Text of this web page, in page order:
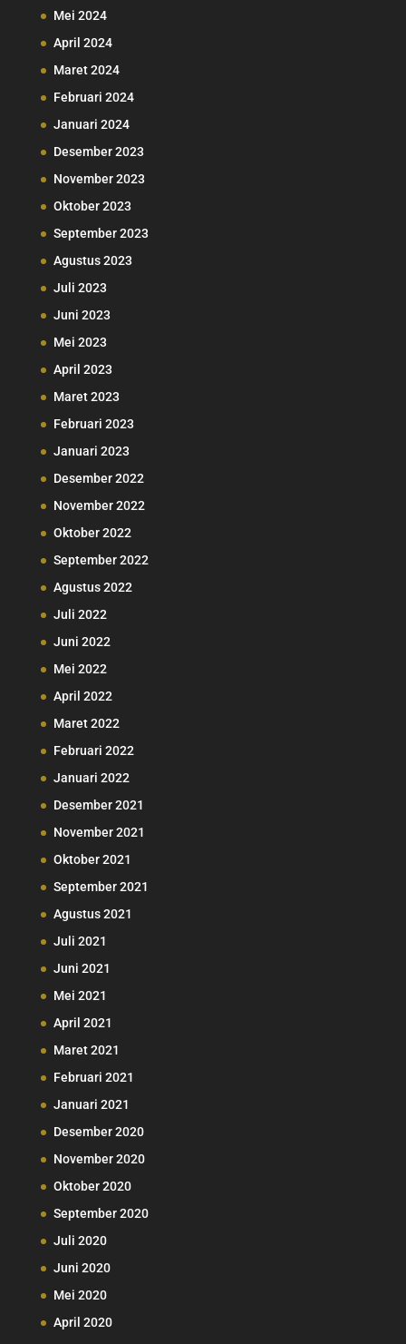
Mei 2024
April 2024
Maret 2024
Februari 2024
Januari 2024
Desember 2023
November 2023
Oktober 2023
September 2023
Agustus 2023
Juli 2023
Juni 2023
Mei 2023
April 2023
Maret 2023
Februari 2023
Januari 2023
Desember 2022
November 2022
Oktober 2022
September 2022
Agustus 2022
Juli 2022
Juni 2022
Mei 2022
April 2022
Maret 2022
Februari 2022
Januari 2022
Desember 2021
November 2021
Oktober 2021
September 2021
Agustus 2021
Juli 2021
Juni 2021
Mei 2021
April 2021
Maret 2021
Februari 2021
Januari 2021
Desember 2020
November 2020
Oktober 2020
September 2020
Juli 2020
Juni 2020
Mei 2020
April 2020